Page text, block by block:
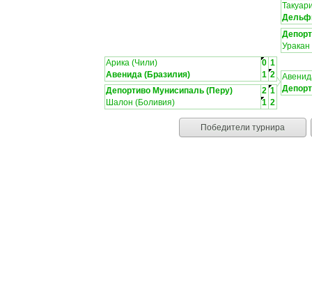
Уракан
Арика (Чили)
0 1
Авенида (Бразилия)
1 2
Депортиво Мунисипаль (Перу)
2 1
Шалон (Боливия)
1 2
Победители турнира